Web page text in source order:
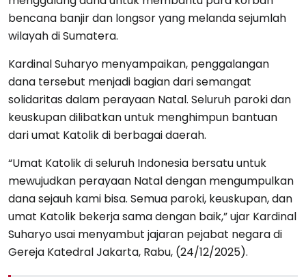
bencana banjir dan longsor yang melanda sejumlah
wilayah di Sumatera.
Kardinal Suharyo menyampaikan, penggalangan
dana tersebut menjadi bagian dari semangat
solidaritas dalam perayaan Natal. Seluruh paroki dan
keuskupan dilibatkan untuk menghimpun bantuan
dari umat Katolik di berbagai daerah.
“Umat Katolik di seluruh Indonesia bersatu untuk
mewujudkan perayaan Natal dengan mengumpulkan
dana sejauh kami bisa. Semua paroki, keuskupan, dan
umat Katolik bekerja sama dengan baik,” ujar Kardinal
Suharyo usai menyambut jajaran pejabat negara di
Gereja Katedral Jakarta, Rabu, (24/12/2025).